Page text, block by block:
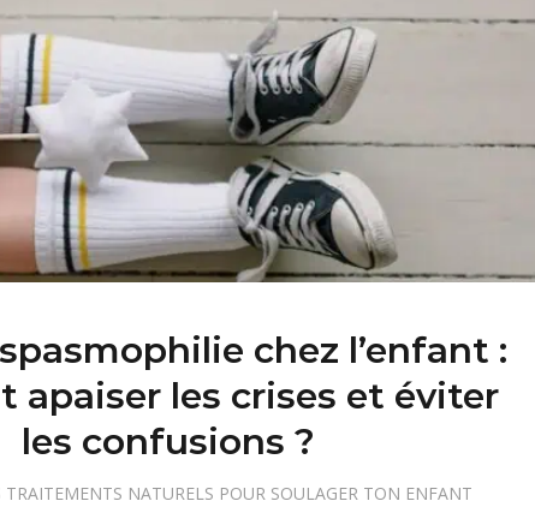
chez l’enfant :
apaiser les crises et éviter
les confusions ?
TRAITEMENTS NATURELS POUR SOULAGER TON ENFANT